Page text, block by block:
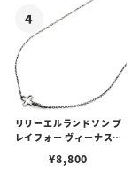
リリーエルランドソン プ
レイフォー ヴィーナスチ
¥8,800